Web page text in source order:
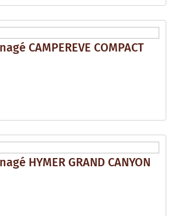
CAMPEREVE COMPACT
HYMER GRAND CANYON